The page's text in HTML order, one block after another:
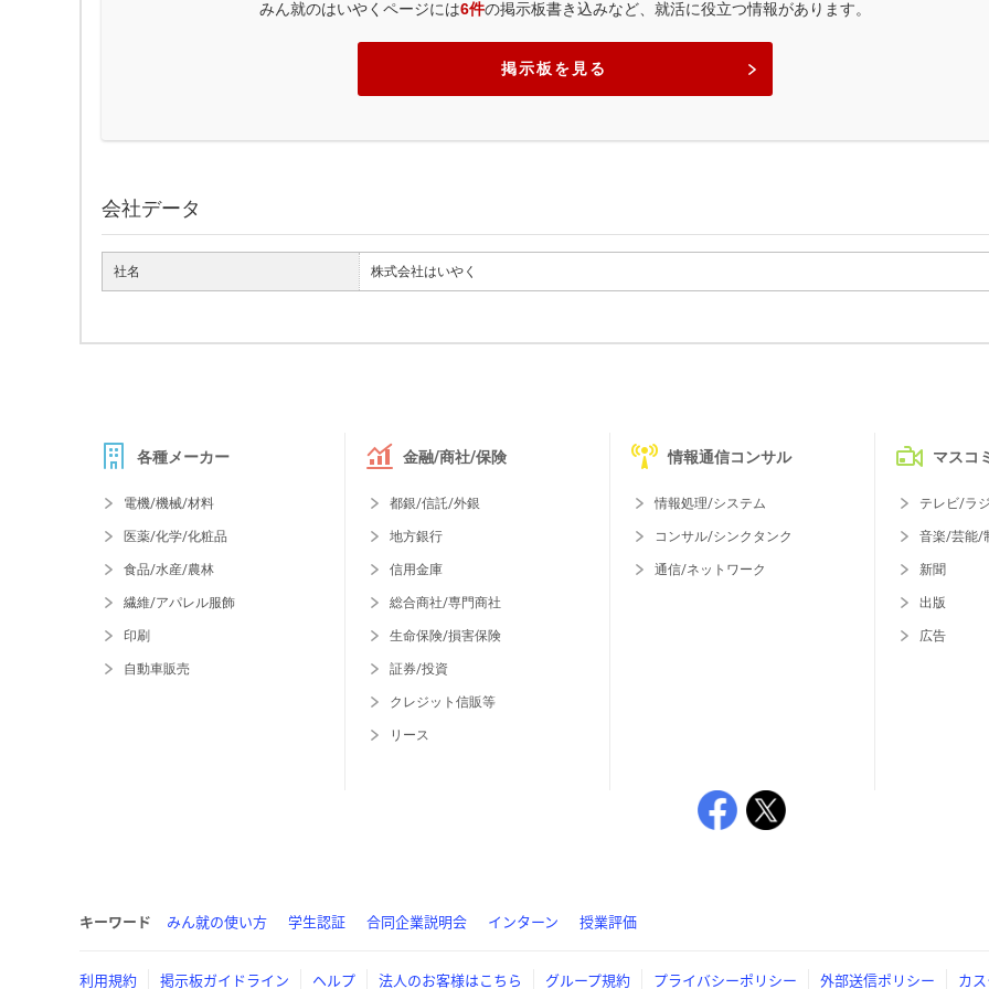
みん就のはいやくページには6件の掲示板書き込みなど、就活に役立つ情報があります。
掲示板を見る
会社データ
社名 株式会社はいやく
各種メーカー
電機/機械/材料
医薬/化学/化粧品
食品/水産/農林
繊維/アパレル服飾
印刷
自動車販売
金融/商社/保険
都銀/信託/外銀
地方銀行
信用金庫
総合商社/専門商社
生命保険/損害保険
証券/投資
クレジット信販等
リース
情報通信コンサル
情報処理/システム
コンサル/シンクタンク
通信/ネットワーク
マスコミ
テレビ/ラ
音楽/芸能/
新聞
出版
広告
キーワード みん就の使い方 学生認証 合同企業説明会 インターン 授業評価
利用規約 掲示板ガイドライン ヘルプ 法人のお客様はこちら グループ規約 プライバシーポリシー 外部送信ポリシー カ